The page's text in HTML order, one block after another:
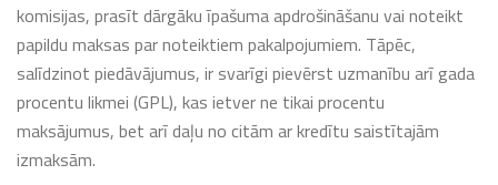
komisijas, prasīt dārgāku īpašuma apdrošināšanu vai noteikt
papildu maksas par noteiktiem pakalpojumiem. Tāpēc,
salīdzinot piedāvājumus, ir svarīgi pievērst uzmanību arī gada
procentu likmei (GPL), kas ietver ne tikai procentu
maksājumus, bet arī daļu no citām ar kredītu saistītajām
izmaksām.